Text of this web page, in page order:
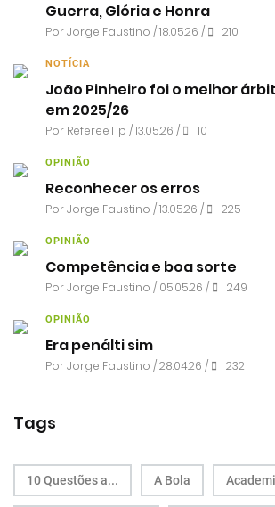
Guerra, Glória e Honra
PorJorge Faustino / 18.05.26 / 210
NOTÍCIA
João Pinheiro foi o melhor
em 2025/26
Por RefereeTip / 13.05.26 / 10
OPINIÃO
Reconhecer os erros
PorJorge Faustino / 13.05.26 / 225
OPINIÃO
Competência e boa sorte
PorJorge Faustino / 05.05.26 / 249
OPINIÃO
Era penálti sim
PorJorge Faustino / 28.04.26 / 232
Tags
10 Questões a... A Bola